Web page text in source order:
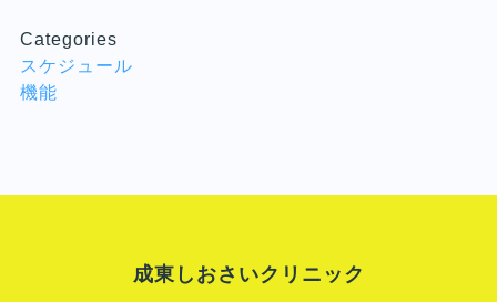
Categories
スケジュール
機能
成東しおさいクリニック